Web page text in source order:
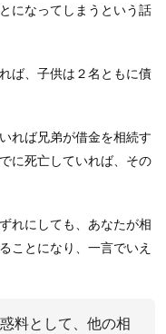
になってしまうという話
ば、子供は２名ともに債
れば兄弟が借金を相続す
に死亡していれば、その
れにしても、あなたが相
ことになり、一言でいえ
料として、他の相